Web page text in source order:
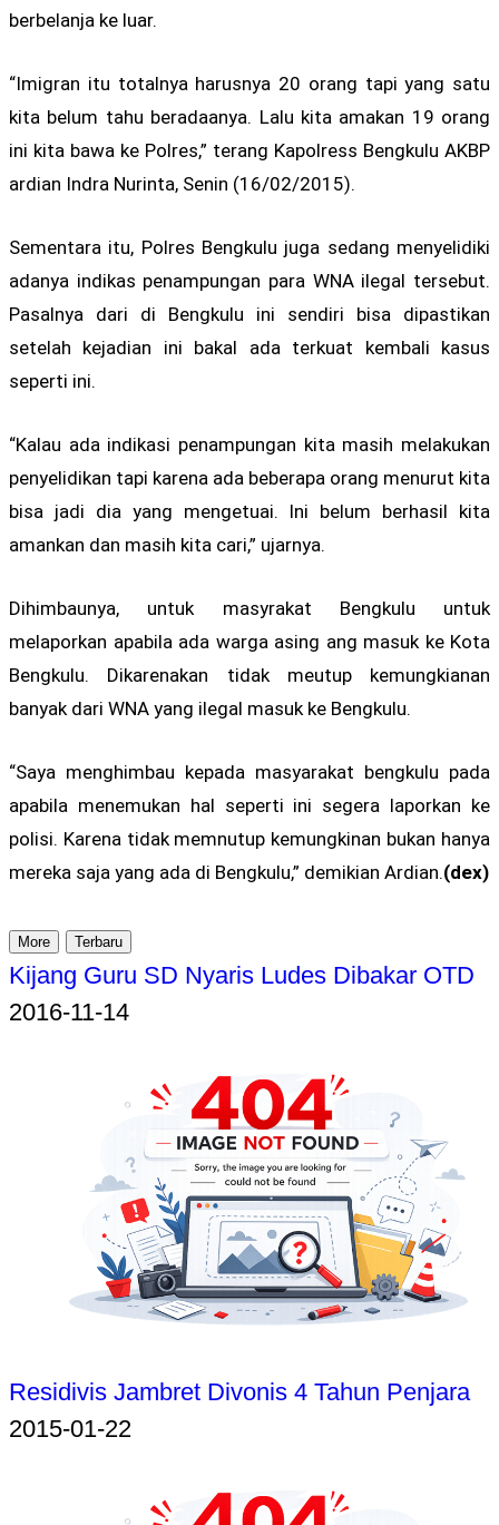
berbelanja ke luar.
“Imigran itu totalnya harusnya 20 orang tapi yang satu
kita belum tahu beradaanya. Lalu kita amakan 19 orang
ini kita bawa ke Polres,” terang Kapolress Bengkulu AKBP
ardian Indra Nurinta, Senin (16/02/2015).
Sementara itu, Polres Bengkulu juga sedang menyelidiki
adanya indikas penampungan para WNA ilegal tersebut.
Pasalnya dari di Bengkulu ini sendiri bisa dipastikan
setelah kejadian ini bakal ada terkuat kembali kasus
seperti ini.
“Kalau ada indikasi penampungan kita masih melakukan
penyelidikan tapi karena ada beberapa orang menurut kita
bisa jadi dia yang mengetuai. Ini belum berhasil kita
amankan dan masih kita cari,” ujarnya.
Dihimbaunya, untuk masyrakat Bengkulu untuk
melaporkan apabila ada warga asing ang masuk ke Kota
Bengkulu. Dikarenakan tidak meutup kemungkianan
banyak dari WNA yang ilegal masuk ke Bengkulu.
“Saya menghimbau kepada masyarakat bengkulu pada
apabila menemukan hal seperti ini segera laporkan ke
polisi. Karena tidak memnutup kemungkinan bukan hanya
mereka saja yang ada di Bengkulu,” demikian Ardian.(dex)
More Terbaru
Kijang Guru SD Nyaris Ludes Dibakar OTD
2016-11-14
Residivis Jambret Divonis 4 Tahun Penjara
2015-01-22